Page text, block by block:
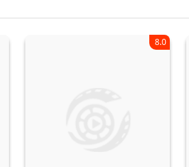
8.0